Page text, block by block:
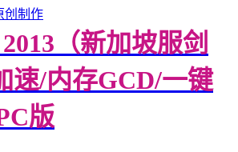
创制作
（新加坡服剑
速/内存GCD/一键
版